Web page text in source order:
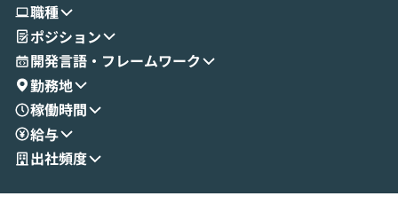
せいただきます。数分でワークフローが完
成する手軽さや、Gmail等の外部サービス
とセキュアに連携できるポイントなど、実
演を通じて具体的なイメージをお届けしま
す。 後半のディスカッションでは、セキュ
リティの考え方や社内導入の進め方など、
現場目線でさらに深掘りしていきます。
「自分の業務をAIで自動化してみたいけ
いう方にこそ参加いただきたいイベントで
職種
ポジション
開発言語・フレームワーク
勤務地
稼働時間
給与
出社頻度